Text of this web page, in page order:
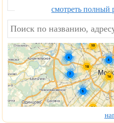
смотреть полный